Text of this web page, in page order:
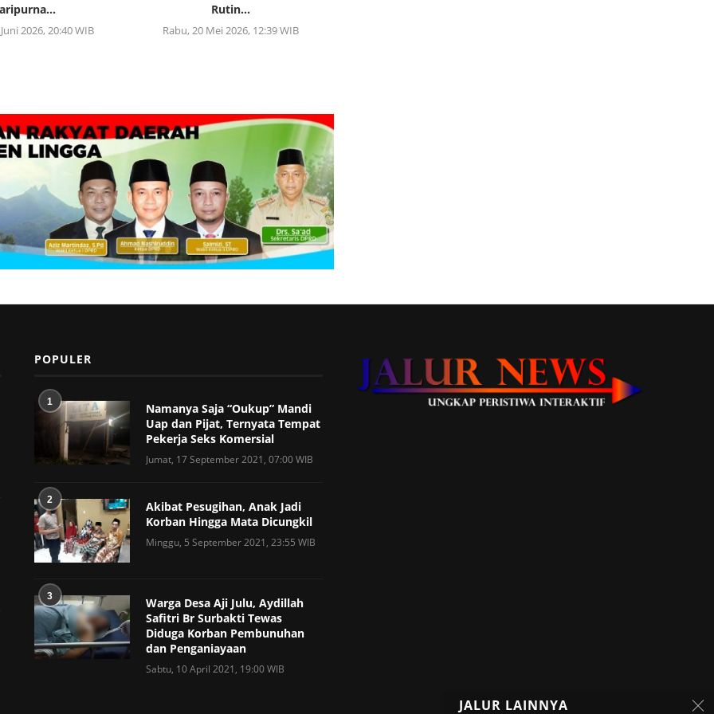
2026, 20:40 WIB
Rutin...
Rabu, 20 Mei 2026, 12:39 WIB
POPULER
1
Namanya Saja “Oukup” Mandi
Uap dan Pijat, Ternyata Tempat
Pekerja Seks Komersial
Jumat, 17 September 2021, 07:00 WIB
2
Akibat Pesugihan, Anak Jadi
Korban Hingga Mata Dicungkil
Minggu, 5 September 2021, 23:55 WIB
3
Warga Desa Aji Julu, Aydillah
Safitri Br Surbakti Tewas
Diduga Korban Pembunuhan
dan Penganiayaan
Sabtu, 10 April 2021, 19:00 WIB
JALUR LAINNYA